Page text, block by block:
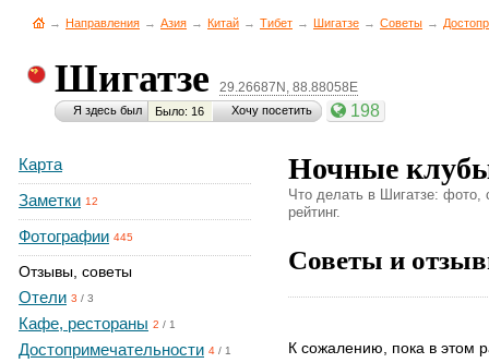
→ Направления → Азия → Китай → Тибет → Шигатзе → Советы →
Шигатзе 29.26687N, 88.88058E
Я здесь был Было: 16 Хочу посетить 198
Карта
Заметки 12
Фотографии 445
Отзывы, советы
Отели 3 / 3
Кафе, рестораны 2 / 1
Достопримечательности 4 / 1
Ночные
Что делать в Шигатзе: фото,
рейтинг.
Советы и
К сожалению, пока в этом
Button